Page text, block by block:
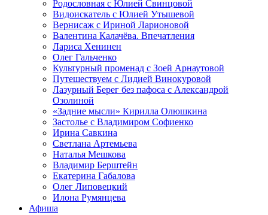
Родословная с Юлией Свинцовой
Видоискатель с Юлией Утышевой
Вернисаж с Ириной Ларионовой
Валентина Калачёва. Впечатления
Лариса Хенинен
Олег Гальченко
Культурный променад с Зоей Арнаутовой
Путешествуем с Лидией Винокуровой
Лазурный Берег без пафоса с Александрой
Озолиной
«Задние мысли» Кирилла Олюшкина
Застолье с Владимиром Софиенко
Ирина Савкина
Светлана Артемьева
Наталья Мешкова
Владимир Берштейн
Екатерина Габалова
Олег Липовецкий
Илона Румянцева
Афиша